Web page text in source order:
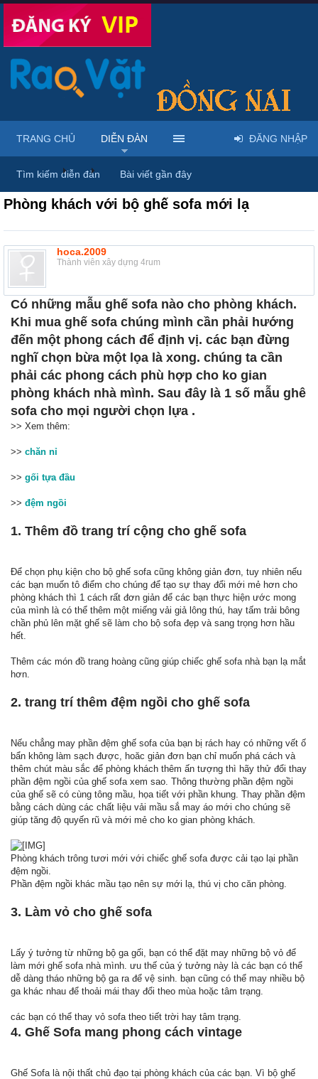
Diễn đàn ... Nội thất & Ngoại thất
Phòng khách với bộ ghế sofa mới lạ
hoca.2009
Thành viên xây dựng 4rum
Có những mẫu ghế sofa nào cho phòng khách.
Khi mua ghế sofa chúng mình cần phải hướng
đến một phong cách để định vị. các bạn đừng
nghĩ chọn bừa một lọa là xong. chúng ta cần
phải các phong cách phù hợp cho ko gian
phòng khách nhà mình. Sau đây là 1 số mẫu ghê
sofa cho mọi người chọn lựa .
>> Xem thêm:
>> chăn nỉ
>> gối tựa đầu
>> đệm ngồi
1. Thêm đồ trang trí cộng cho ghế sofa
Để chọn phụ kiện cho bộ ghế sofa cũng không giản đơn, tuy nhiên nếu
các bạn muốn tô điểm cho chúng để tạo sự thay đổi mới mẻ hơn cho
phòng khách thì 1 cách rất đơn giản để các bạn thực hiện ước mong
của mình là có thể thêm một miếng vải giả lông thú, hay tấm trải bông
chần phủ lên mặt ghế sẽ làm cho bộ sofa đẹp và sang trọng hơn hầu
hết.
Thêm các món đồ trang hoàng cũng giúp chiếc ghế sofa nhà bạn lạ mắt
hơn.
2. trang trí thêm đệm ngồi cho ghế sofa
Nếu chẳng may phần đệm ghế sofa của bạn bị rách hay có những vết ố
bẩn không làm sạch được, hoăc giản đơn bạn chỉ muốn phá cách và
thêm chút màu sắc để phòng khách thêm ấn tượng thì hãy thử đổi thay
phần đệm ngồi của ghế sofa xem sao. Thông thường phần đệm ngồi
của ghế sẽ có cùng tông mầu, họa tiết với phần khung. Thay phần đệm
bằng cách dùng các chất liệu vải mầu sắ may áo mới cho chúng sẽ
giúp tăng độ quyến rũ và mới mẻ cho ko gian phòng khách.
Phòng khách trông tươi mới với chiếc ghế sofa được cải tạo lại phần
đệm ngồi.
Phần đệm ngồi khác mầu tạo nên sự mới lạ, thú vị cho căn phòng.
3. Làm vỏ cho ghế sofa
Lấy ý tưởng từ những bộ ga gối, bạn có thể đặt may những bộ vỏ để
làm mới ghế sofa nhà mình. ưu thế của ý tưởng này là các bạn có thể
dễ dàng tháo những bộ ga ra để vệ sinh. bạn cũng có thể may nhiều bộ
ga khác nhau để thoải mái thay đổi theo mùa hoặc tâm trạng.
các bạn có thể thay vỏ sofa theo tiết trời hay tâm trạng.
4. Ghế Sofa mang phong cách vintage
Ghế Sofa là nội thất chủ đạo tại phòng khách của các bạn. Vì bộ ghế
TRANG CHỦ DIỄN ĐÀN
Tìm kiếm diễn đàn Bài viết gần đây
ĐĂNG NHẬP